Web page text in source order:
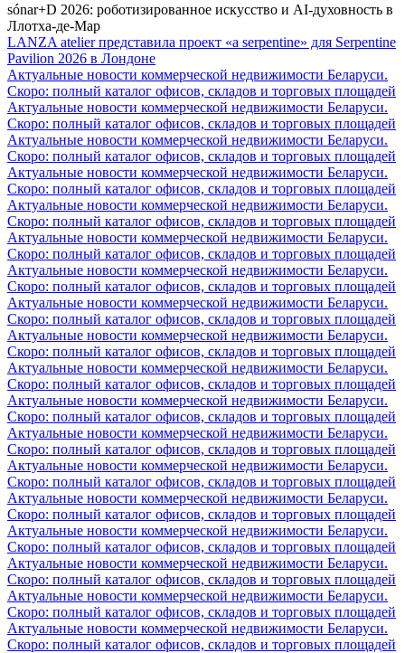
sónar+D 2026: роботизированное искусство и AI-духовность в
Ллотха-де-Мар
LANZA atelier представила проект «a serpentine» для Serpentine
Pavilion 2026 в Лондоне
Актуальные новости коммерческой недвижимости Беларуси.
Скоро: полный каталог офисов, складов и торговых площадей
Актуальные новости коммерческой недвижимости Беларуси.
Скоро: полный каталог офисов, складов и торговых площадей
Актуальные новости коммерческой недвижимости Беларуси.
Скоро: полный каталог офисов, складов и торговых площадей
Актуальные новости коммерческой недвижимости Беларуси.
Скоро: полный каталог офисов, складов и торговых площадей
Актуальные новости коммерческой недвижимости Беларуси.
Скоро: полный каталог офисов, складов и торговых площадей
Актуальные новости коммерческой недвижимости Беларуси.
Скоро: полный каталог офисов, складов и торговых площадей
Актуальные новости коммерческой недвижимости Беларуси.
Скоро: полный каталог офисов, складов и торговых площадей
Актуальные новости коммерческой недвижимости Беларуси.
Скоро: полный каталог офисов, складов и торговых площадей
Актуальные новости коммерческой недвижимости Беларуси.
Скоро: полный каталог офисов, складов и торговых площадей
Актуальные новости коммерческой недвижимости Беларуси.
Скоро: полный каталог офисов, складов и торговых площадей
Актуальные новости коммерческой недвижимости Беларуси.
Скоро: полный каталог офисов, складов и торговых площадей
Актуальные новости коммерческой недвижимости Беларуси.
Скоро: полный каталог офисов, складов и торговых площадей
Актуальные новости коммерческой недвижимости Беларуси.
Скоро: полный каталог офисов, складов и торговых площадей
Актуальные новости коммерческой недвижимости Беларуси.
Скоро: полный каталог офисов, складов и торговых площадей
Актуальные новости коммерческой недвижимости Беларуси.
Скоро: полный каталог офисов, складов и торговых площадей
Актуальные новости коммерческой недвижимости Беларуси.
Скоро: полный каталог офисов, складов и торговых площадей
Актуальные новости коммерческой недвижимости Беларуси.
Скоро: полный каталог офисов, складов и торговых площадей
Актуальные новости коммерческой недвижимости Беларуси.
Скоро: полный каталог офисов, складов и торговых площадей